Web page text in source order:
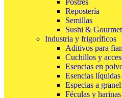
Postres
Repostería
Semillas
Sushi & Gourmet
Industria y frigoríficos
Aditivos para
Cuchillos y
Esencias en
Esencias líquidas
Especias a granel
Féculas y harinas